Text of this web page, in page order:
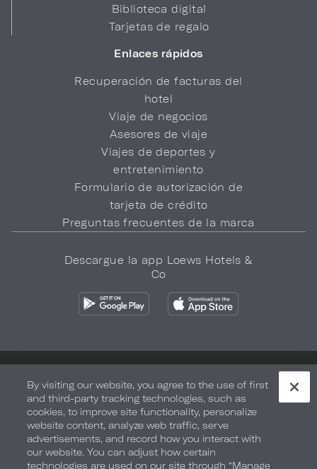
Biblioteca digital
Tarjetas de regalo
Enlaces rápidos
Recuperación de facturas del
hotel
Viaje de negocios
Asesores de viaje
Viajes de deportes y
entretenimiento
Formulario de autorización de
tarjeta de crédito
Preguntas frecuentes de la marca
Descargue la app Loews Hotels &
Co
Seguridad y bienestar Términos de Uso Accesibilidad
Mapa del sitio Sus opciones de privacidad
DERECHOS DE AUTOR 2026.LOEWS HOTELS & CO
By visiting our website, you agree to the use of first
and third-party tracking technologies, such as
cookies, to improve site functionality, personalize
website content, analyze web traffic, serve
advertisements, and record how you interact with
our website. You can adjust how certain
technologies are used on our site through “Manage